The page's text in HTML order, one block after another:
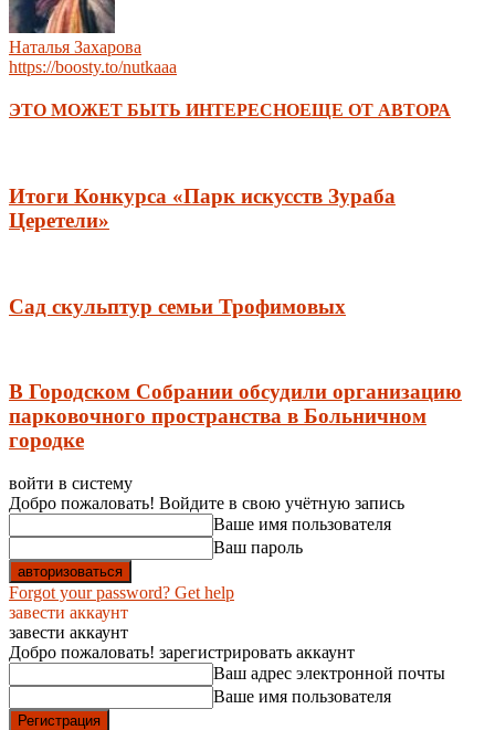
Наталья Захарова
https://boosty.to/nutkaaa
ЭТО МОЖЕТ БЫТЬ ИНТЕРЕСНОЕЩЕ ОТ АВТОРА
Итоги Конкурса «Парк искусств Зураба
Церетели»
Сад скульптур семьи Трофимовых
В Городском Собрании обсудили организацию
парковочного пространства в Больничном
городке
войти в систему
Добро пожаловать! Войдите в свою учётную запись
Ваше имя пользователя
Ваш пароль
Forgot your password? Get help
завести аккаунт
завести аккаунт
Добро пожаловать! зарегистрировать аккаунт
Ваш адрес электронной почты
Ваше имя пользователя